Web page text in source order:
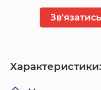
Характеристики: